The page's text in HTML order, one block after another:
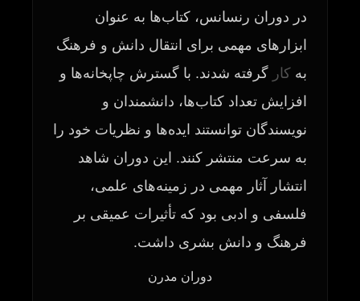
در دوران رنسانس، کتاب‌ها به عنوان
ابزارهای مهمی برای انتقال دانش و فرهنگ
به کار گرفته شدند. با گسترش چاپخانه‌ها و
افزایش تعداد کتاب‌ها، دانشمندان و
نویسندگان توانستند ایده‌ها و نظریات خود را
به سرعت منتشر کنند. این دوران شاهد
انتشار آثار مهمی در زمینه‌های علمی،
فلسفی و ادبی بود که تأثیرات عمیقی بر
فرهنگ و دانش بشری داشت.
دوران مدرن